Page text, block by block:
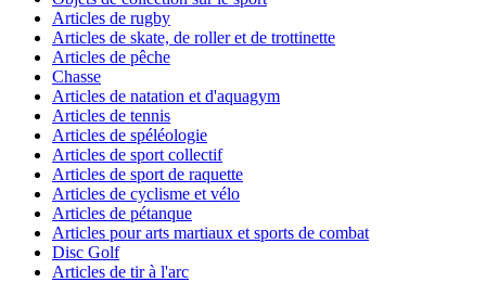
Articles de rugby
Articles de skate, de roller et de trottinette
Articles de pêche
Chasse
Articles de natation et d'aquagym
Articles de tennis
Articles de spéléologie
Articles de sport collectif
Articles de sport de raquette
Articles de cyclisme et vélo
Articles de pétanque
Articles pour arts martiaux et sports de combat
Disc Golf
Articles de tir à l'arc